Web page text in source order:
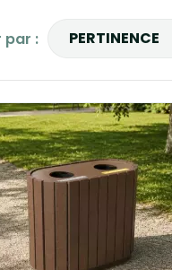
par : PERTINENCE
A à Z
Z à A
croissant
décroissant
A to Z